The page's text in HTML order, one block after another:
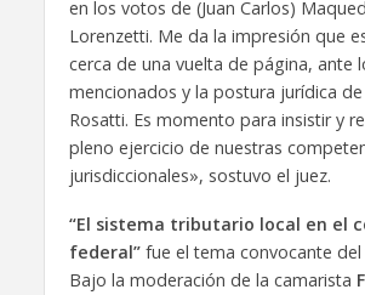
en los votos de (Juan Carlos)
Lorenzetti. Me da la impresión que
cerca de una vuelta de página, ante
mencionados y la postura jurídica
Rosatti. Es momento para insistir y
pleno ejercicio de nuestras
jurisdiccionales», sostuvo el juez.
“El sistema tributario local en el
federal”fue el tema convocante del
Bajo la moderación de la camarista